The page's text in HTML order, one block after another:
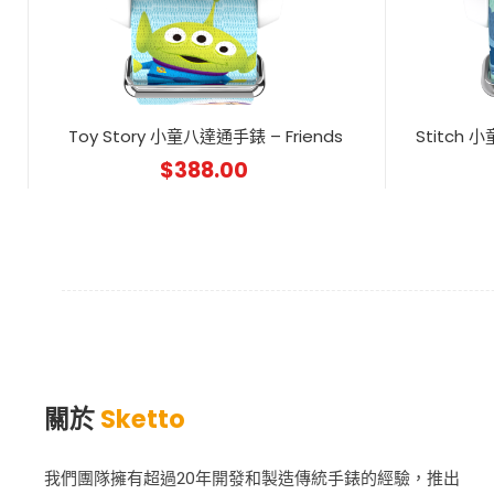
Toy Story 小童八達通手錶 – Friends
$388.00
Stitch 小
關於Sketto
我們團隊擁有超過20年開發和製造傳統手錶的經驗，推出